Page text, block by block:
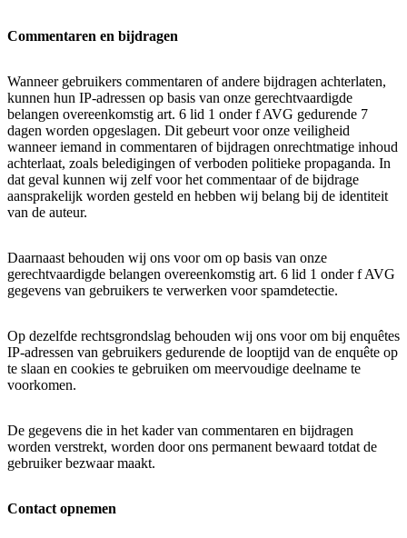
Commentaren en bijdragen
Wanneer gebruikers commentaren of andere bijdragen achterlaten,
kunnen hun IP-adressen op basis van onze gerechtvaardigde
belangen overeenkomstig art. 6 lid 1 onder f AVG gedurende 7
dagen worden opgeslagen. Dit gebeurt voor onze veiligheid
wanneer iemand in commentaren of bijdragen onrechtmatige inhoud
achterlaat, zoals beledigingen of verboden politieke propaganda. In
dat geval kunnen wij zelf voor het commentaar of de bijdrage
aansprakelijk worden gesteld en hebben wij belang bij de identiteit
van de auteur.
Daarnaast behouden wij ons voor om op basis van onze
gerechtvaardigde belangen overeenkomstig art. 6 lid 1 onder f AVG
gegevens van gebruikers te verwerken voor spamdetectie.
Op dezelfde rechtsgrondslag behouden wij ons voor om bij enquêtes
IP-adressen van gebruikers gedurende de looptijd van de enquête op
te slaan en cookies te gebruiken om meervoudige deelname te
voorkomen.
De gegevens die in het kader van commentaren en bijdragen
worden verstrekt, worden door ons permanent bewaard totdat de
gebruiker bezwaar maakt.
Contact opnemen